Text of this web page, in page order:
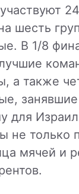
шесть
В 1/8
а также
занявшие
для
не только
мячей и